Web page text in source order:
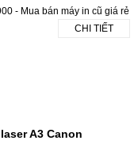
- Mua bán máy in cũ giá rẻ
CHI TIẾT
A3 Canon